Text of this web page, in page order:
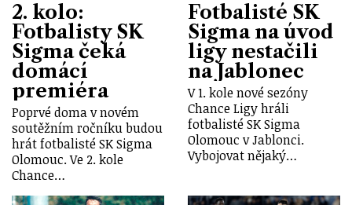
2. kolo:
Fotbalisty SK
Sigma čeká
domácí
premiéra
Poprvé doma v novém
soutěžním ročníku budou
hrát fotbalisté SK Sigma
Olomouc. Ve 2. kole
Chance…
Fotbalisté SK
Sigma na úvod
ligy nestačili
na Jablonec
V 1. kole nové sezóny
Chance Ligy hráli
fotbalisté SK Sigma
Olomouc v Jablonci.
Vybojovat nějaký…